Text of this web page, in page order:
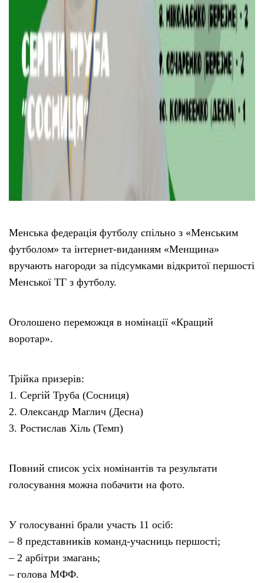
Менська федерація футболу спільно з «Менським
футболом» та інтернет-виданням «Менщина»
вручають нагороди за підсумками відкритої першості
Менської ТГ з футболу.
Оголошено переможця в номінації «Кращий
воротар».
Трійка призерів:
1. Сергій Труба (Сосниця)
2. Олександр Маглич (Десна)
3. Ростислав Хіль (Темп)
Повний список усіх номінантів та результати
голосування можна побачити на фото.
У голосуванні брали участь 11 осіб:
– 8 представників команд-учасниць першості;
– 2 арбітри змагань;
– голова МФФ.